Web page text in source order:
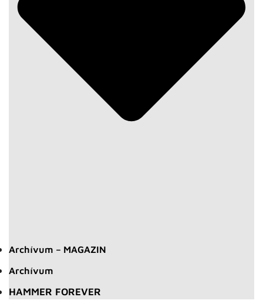
Archívum – MAGAZIN
Archívum
HAMMER FOREVER